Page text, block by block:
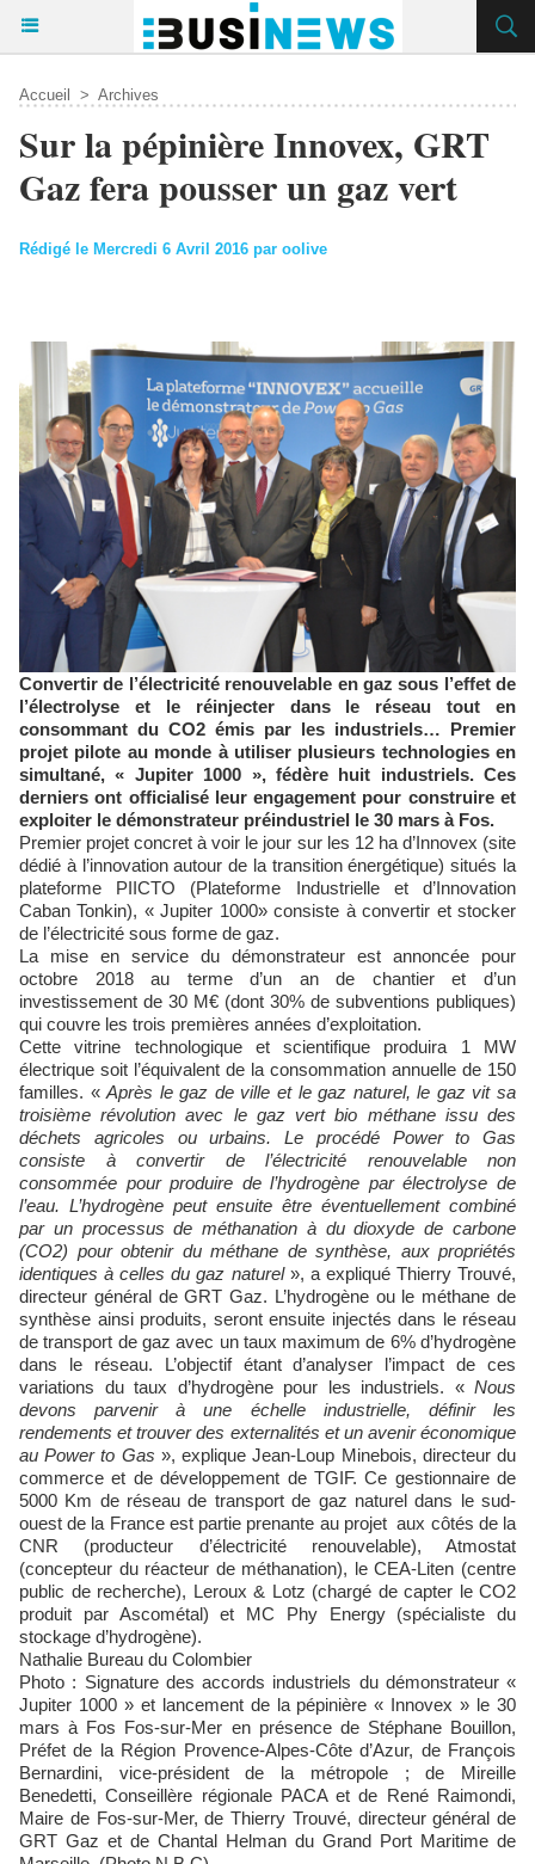
Accueil > Archives
Sur la pépinière Innovex, GRT
Gaz fera pousser un gaz vert
Rédigé le Mercredi 6 Avril 2016 par oolive
Convertir de l’électricité renouvelable en gaz sous l’effet de
l’électrolyse et le réinjecter dans le réseau tout en
consommant du CO2 émis par les industriels… Premier
projet pilote au monde à utiliser plusieurs technologies en
simultané, « Jupiter 1000 », fédère huit industriels. Ces
derniers ont officialisé leur engagement pour construire et
exploiter le démonstrateur préindustriel le 30 mars à Fos.
Premier projet concret à voir le jour sur les 12 ha d’Innovex (site
dédié à l’innovation autour de la transition énergétique) situés la
plateforme PIICTO (Plateforme Industrielle et d’Innovation
Caban Tonkin), « Jupiter 1000» consiste à convertir et stocker
de l’électricité sous forme de gaz.
La mise en service du démonstrateur est annoncée pour
octobre 2018 au terme d’un an de chantier et d’un
investissement de 30 M€ (dont 30% de subventions publiques)
qui couvre les trois premières années d’exploitation.
Cette vitrine technologique et scientifique produira 1 MW
électrique soit l’équivalent de la consommation annuelle de 150
familles. «Après le gaz de ville et le gaz naturel, le gaz vit sa
troisième révolution avec le gaz vert bio méthane issu des
déchets agricoles ou urbains. Le procédé Power to Gas
consiste à convertir de l’électricité renouvelable non
consommée pour produire de l’hydrogène par électrolyse de
l’eau. L’hydrogène peut ensuite être éventuellement combiné
par un processus de méthanation à du dioxyde de carbone
(CO2) pour obtenir du méthane de synthèse, aux propriétés
identiques à celles du gaz naturel », a expliqué Thierry Trouvé,
directeur général de GRT Gaz. L’hydrogène ou le méthane de
synthèse ainsi produits, seront ensuite injectés dans le réseau
de transport de gaz avec un taux maximum de 6% d’hydrogène
dans le réseau. L’objectif étant d’analyser l’impact de ces
variations du taux d’hydrogène pour les industriels. « Nous
devons parvenir à une échelle industrielle, définir les
rendements et trouver des externalités et un avenir économique
au Power to Gas », explique Jean-Loup Minebois, directeur du
commerce et de développement de TGIF. Ce gestionnaire de
5000 Km de réseau de transport de gaz naturel dans le sud-
ouest de la France est partie prenante au projet aux côtés de la
CNR (producteur d’électricité renouvelable), Atmostat
(concepteur du réacteur de méthanation), le CEA-Liten (centre
public de recherche), Leroux & Lotz (chargé de capter le CO2
produit par Ascométal) et MC Phy Energy (spécialiste du
stockage d’hydrogène).
Nathalie Bureau du Colombier
Photo : Signature des accords industriels du démonstrateur «
Jupiter 1000 » et lancement de la pépinière « Innovex » le 30
mars à Fos Fos-sur-Mer en présence de Stéphane Bouillon,
Préfet de la Région Provence-Alpes-Côte d’Azur, de François
Bernardini, vice-président de la métropole ; de Mireille
Benedetti, Conseillère régionale PACA et de René Raimondi,
Maire de Fos-sur-Mer, de Thierry Trouvé, directeur général de
GRT Gaz et de Chantal Helman du Grand Port Maritime de